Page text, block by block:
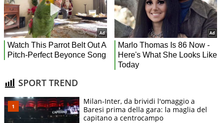
SPORT TREND
Milan-Inter, da brividi l'omaggio a
Baresi prima della gara: la maglia del
capitano a centrocampo